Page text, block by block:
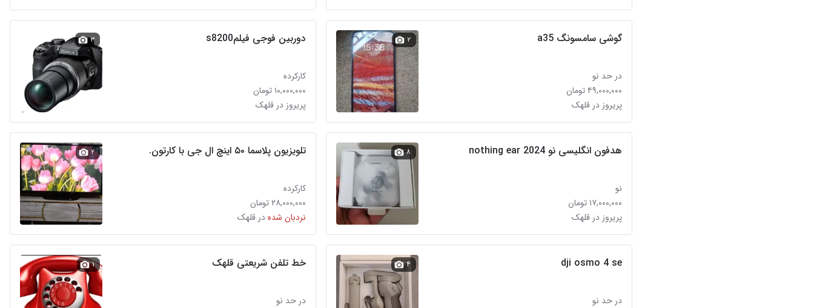
گوشی سامسونگ a35
در حد نو
۴۹,۰۰۰,۰۰۰ تومان
پریروز در قلهک
۲ دوربین فوجی فیلمs8200
کارکرده
۱۰,۰۰۰,۰۰۰ تومان
پریروز در قلهک
۳
هدفون انگلیسی نو nothing ear 2024
نو
۱۷,۰۰۰,۰۰۰ تومان
پریروز در قلهک
۸ تلویزیون پلاسما ۵۰ اینچ ال جی با کارتون.
کارکرده
۲۸,۰۰۰,۰۰۰ تومان
نردبان شدهدر قلهک
۲
dji osmo 4 se
در حد نو
۴ خط تلفن شریعتی قلهک
در حد نو
۱